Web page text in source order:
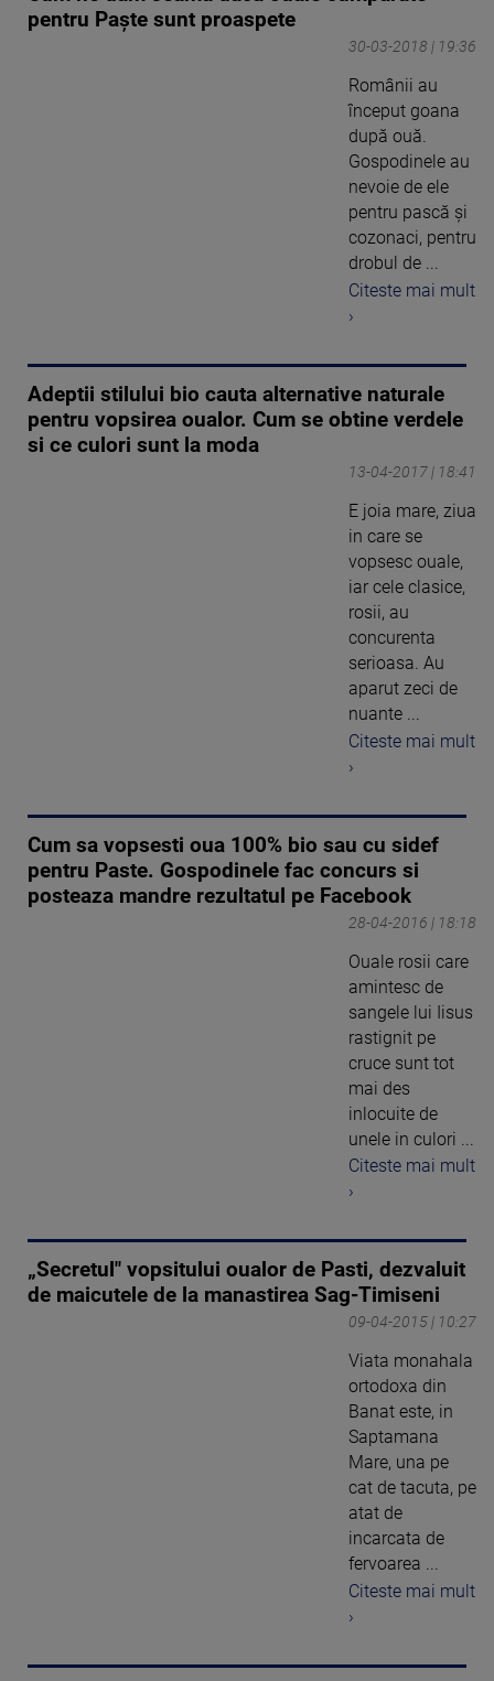
pentru Paște sunt proaspete
30-03-2018 | 19:36
Românii au
început goana
după ouă.
Gospodinele au
nevoie de ele
pentru pască şi
cozonaci, pentru
drobul de ...
Citeste mai mult
›
Adeptii stilului bio cauta alternative naturale
pentru vopsirea oualor. Cum se obtine verdele
si ce culori sunt la moda
13-04-2017 | 18:41
E joia mare, ziua
in care se
vopsesc ouale,
iar cele clasice,
rosii, au
concurenta
serioasa. Au
aparut zeci de
nuante ...
Citeste mai mult
›
Cum sa vopsesti oua 100% bio sau cu sidef
pentru Paste. Gospodinele fac concurs si
posteaza mandre rezultatul pe Facebook
28-04-2016 | 18:18
Ouale rosii care
amintesc de
sangele lui Iisus
rastignit pe
cruce sunt tot
mai des
inlocuite de
unele in culori ...
Citeste mai mult
›
„Secretul" vopsitului oualor de Pasti, dezvaluit
de maicutele de la manastirea Sag-Timiseni
09-04-2015 | 10:27
Viata monahala
ortodoxa din
Banat este, in
Saptamana
Mare, una pe
cat de tacuta, pe
atat de
incarcata de
fervoarea ...
Citeste mai mult
›